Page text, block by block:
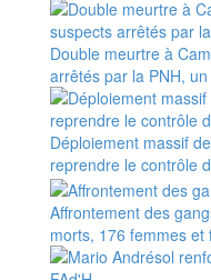
Double meurtre à
arrêtés par la PNH,
Déploiement massif
reprendre le contrôle
Affrontement des
morts, 176 femmes et